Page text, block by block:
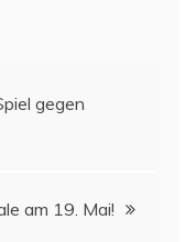
gegen
am 19. Mai!